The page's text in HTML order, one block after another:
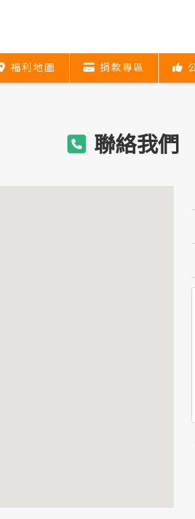
福利地圖
福利地圖
社會福利資源 捐款專區
捐款專區
捐款方式
聯絡我們